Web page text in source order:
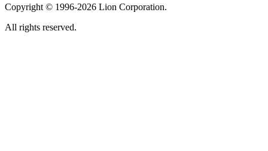
Copyright © 1996-2026 Lion Corporation.
All rights reserved.